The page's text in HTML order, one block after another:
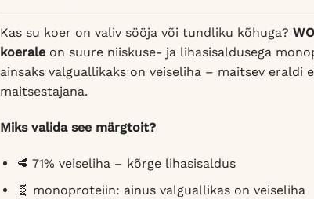
Kas su koer on valiv sööja või tundliku kõhuga?
koeraleon suure niiskuse- ja lihasisaldusega
ainsaks valguallikaks on veiseliha – maitsev eraldi
maitsestajana.
Miks valida see märgtoit?
🥩 71% veiseliha – kõrge lihasisaldus
🧬 monoproteiin: ainus valguallikas on veiseliha